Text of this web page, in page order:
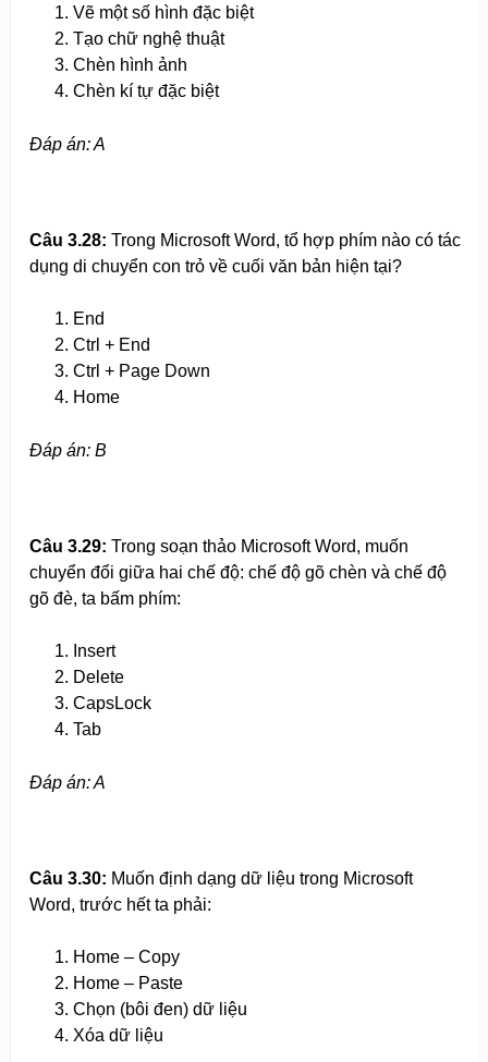
Vẽ một số hình đặc biệt
Tạo chữ nghệ thuật
Chèn hình ảnh
Chèn kí tự đặc biệt
Đáp án: A
Câu 3.28: Trong Microsoft Word, tổ hợp phím nào có tác
dụng di chuyển con trỏ về cuối văn bản hiện tại?
End
Ctrl + End
Ctrl + Page Down
Home
Đáp án: B
Câu 3.29: Trong soạn thảo Microsoft Word, muốn
chuyển đổi giữa hai chế độ: chế độ gõ chèn và chế độ
gõ đè, ta bấm phím:
Insert
Delete
CapsLock
Tab
Đáp án: A
Câu 3.30: Muốn định dạng dữ liệu trong Microsoft
Word, trước hết ta phải:
Home – Copy
Home – Paste
Chọn (bôi đen) dữ liệu
Xóa dữ liệu